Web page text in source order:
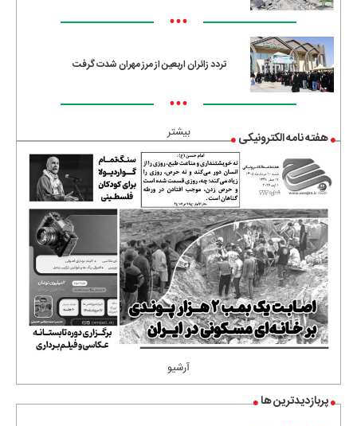
•••
تردد زائران اربعین از مرز مهران شدت گرفت
•••
بیشتر هفته نامه الکترونیکی
آرشیو
پربازدیدترین ها